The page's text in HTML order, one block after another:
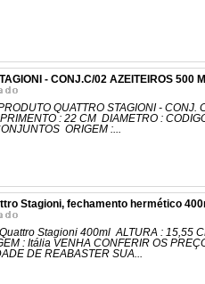
- CONJ.C/02 AZEITEIROS 500
QUATTRO STAGIONI -
: 22 CM DIAMETRO :
ORIGEM :...
Stagioni, fechamento hermético
Stagioni 400ml ALTURA : 15,55
: Itália VENHA CONFERIR OS
DE REABASTER SUA...